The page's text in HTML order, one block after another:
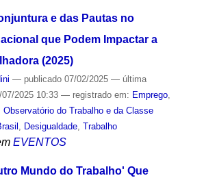
e das Pautas no
que Podem Impactar a
(2025)
— publicado07/02/2025 — última
2025 10:33 — registrado em: Emprego,
Observatório do Trabalho e da Classe
Desigualdade, Trabalho
EVENTOS
Mundo do Trabalho' Que